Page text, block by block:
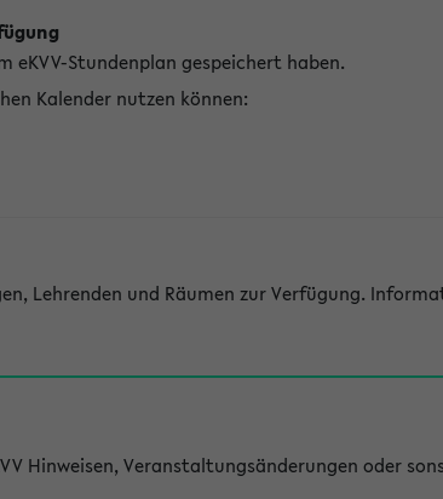
eKVV-Stundenplan gespeichert haben.
Kalender nutzen können:
Lehrenden und Räumen zur Verfügung.
Hinweisen, Veranstaltungsänderungen oder